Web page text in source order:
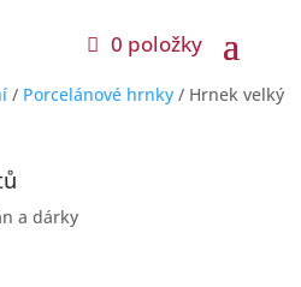
0 položky
/ Porcelánové hrnky / Hrnek velký
a dárky